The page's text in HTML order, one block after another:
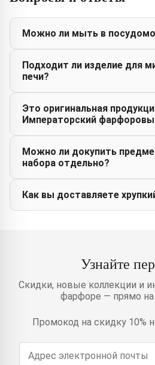
Можно ли мыть в
Подходит ли изделие для
печи?
Это оригинальная
Императорский
Можно ли докупить
набора отдельно?
Как вы доставляете
Узнайте
Скидки, новые коллекции и
фарфоре — прямо
Промокод на скидку 10%